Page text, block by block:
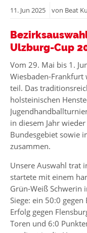
11. Jun 2025 von Beat
Ulzburg-Cup
Vom 29. Mai bis 1.
Wiesbaden-Frankfurt
teil. Das
holsteinischen
in diesem Jahr
Bundesgebiet sowie
zusammen.
Unsere Auswahl trat
startete mit einem
Grün-Weiß Schwerin
Siege: ein 50:0
Erfolg gegen
Toren und 6:0